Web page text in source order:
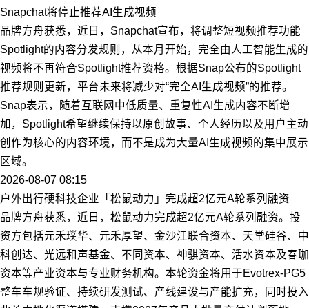
Snapchat将停止推荐AI生成视频
品牌方舟获悉，近日，Snapchat宣布，将调整短视频推荐功能
Spotlight的内容分发规则，从本月开始，完全由人工智能生成的
视频将不再符合Spotlight推荐资格。根据Snap公布的Spotlight
推荐规则更新，平台未来将减少对“完全AI生成视频”的推荐。
Snap表示，随着互联网中低质量、重复性AI生成内容不断增
加，Spotlight希望继续保持以原创故事、个人经历以及用户主动
创作为核心的内容环境，而不是成为大量AI生成视频的集中展示
区域。
2026-08-07 08:15
户外出行硬科技企业「松鼠动力」完成超2亿元A轮系列融资
品牌方舟获悉，近日，松鼠动力完成超2亿元A轮系列融资。投
资方包括元禾璞华、元禾厚望、金沙江联合资本、天堂硅谷、中
科创达、光远和声基金、不同资本、神骐资本、活水资本及春珈
资本等产业资本与专业财务机构。本轮资金将用于Evotrex-PG5
整车车规验证、持续研发测试、产线建设与产能扩充，同时投入